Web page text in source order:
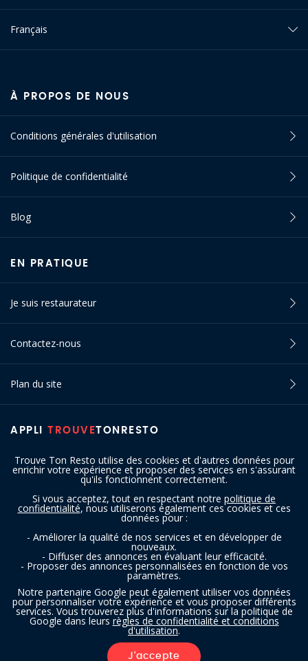
Trouve Ton Resto utilise des cookies et d'autres données pour
enrichir votre expérience et proposer des services en s'assurant
qu'ils fonctionnent correctement.
Si vous acceptez, tout en respectant notre politique de
confidentialité, nous utiliserons également ces cookies et ces
données pour :
- Améliorer la qualité de nos services et en développer de
nouveaux.
- Diffuser des annonces en évaluant leur efficacité.
- Proposer des annonces personnalisées en fonction de vos
paramètres.
Notre partenaire Google peut également utiliser vos données
pour personnaliser votre expérience et vous proposer différents
services. Vous trouverez plus d'informations sur la politique de
Google dans leurs règles de confidentialité et conditions
d'utilisation.
J'accepte
Français
APPLI TROUVETONRESTO
À PROPOS DE NOUS
Conditions générales d'utilisation
Politique de confidentialité
Blog
EN PRATIQUE
Je suis restaurateur
Contactez-nous
Plan du site
SUIVEZ-NOUS
Copyright © 2016 - 2026 trouvetonresto.be ‐ Tous droits réservés | JDC
Resto SRL | Rue de Mettet 12 - 5640 Mettet (Belgique)